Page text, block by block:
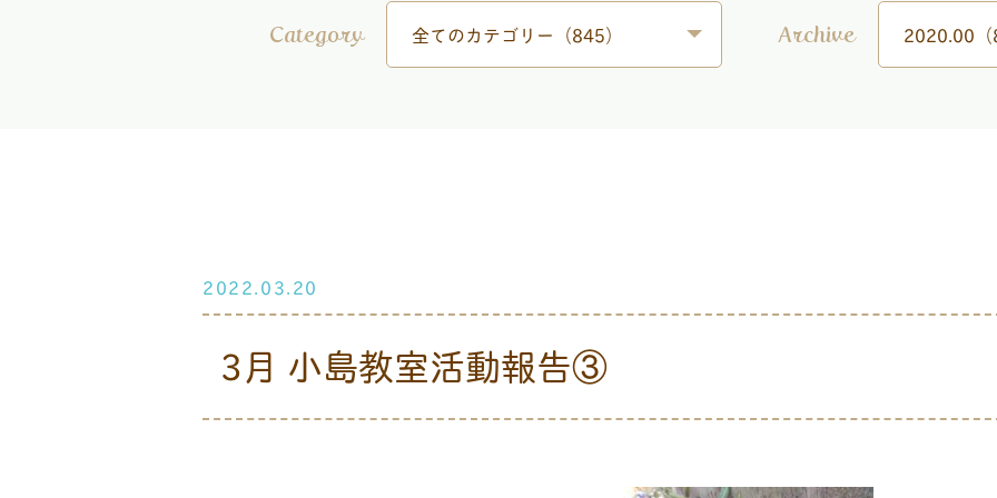
Category 全てのカテゴリー（845） Archive 2020.00
2022.03.20
3月 小島教室活動報告③